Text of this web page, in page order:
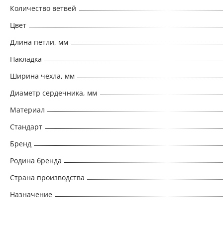
Количество ветвей
Цвет
Длина петли, мм
Накладка
Ширина чехла, мм
Диаметр сердечника, мм
Материал
Стандарт
Бренд
Родина бренда
Страна производства
Назначение